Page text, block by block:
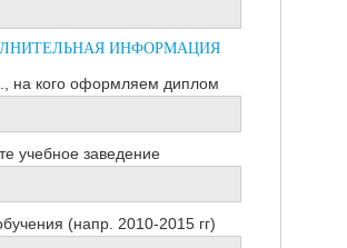
ИНФОРМАЦИЯ
на кого оформляем диплом
учебное заведение
(напр. 2010-2015 гг)